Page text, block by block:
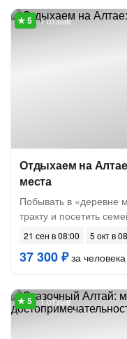
1 отзыв
Отдыхаем на
места
Побывать в «деревне
тракту и посетить
21 сен в 08:00 5 окт в
37 300 ₽за человека
1 отзыв